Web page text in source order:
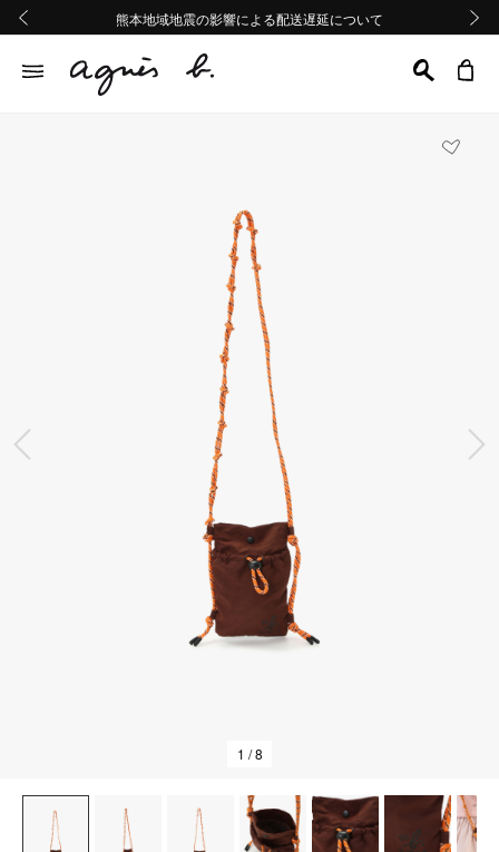
熊本地域地震の影響による配送遅延について
Summer Sale 2buy10%OFF!!
熊本地域地震の影響による配送遅延について
Summer Sale 2buy10%OFF!!
前の画像
1 / 8